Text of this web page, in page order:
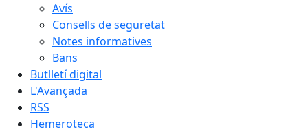
Avís
Consells de seguretat
Notes informatives
Bans
Butlletí digital
L'Avançada
RSS
Hemeroteca